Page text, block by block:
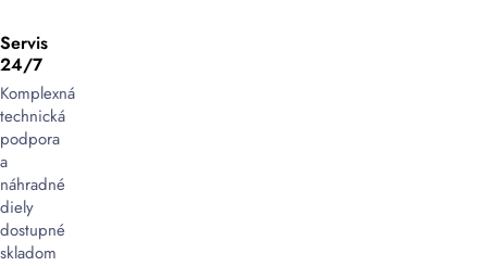
Servis
24/7
Komplexná
technická
podpora
a
náhradné
diely
dostupné
skladom